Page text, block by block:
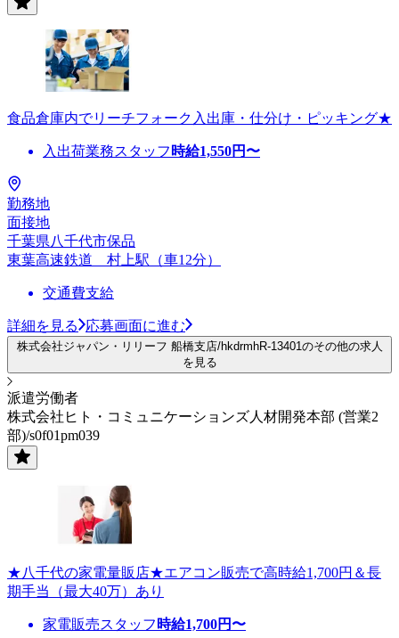
食品倉庫内でリーチフォーク入出庫・仕分け・ピッキング★
入出荷業務スタッフ 時給1,550円〜
勤務地
面接地
千葉県八千代市保品
東葉高速鉄道 村上駅（車12分）
交通費支給
詳細を見る 応募画面に進む
株式会社ジャパン・リリーフ 船橋支店/hkdrmhR-13401のその他の求人
を見る
派遣労働者
株式会社ヒト・コミュニケーションズ人材開発本部 (営業2
部)/s0f01pm039
★八千代の家電量販店★エアコン販売で高時給1,700円＆長
期手当（最大40万）あり
家電販売スタッフ 時給1,700円〜